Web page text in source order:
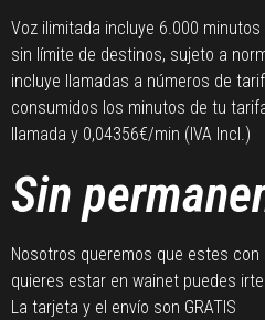
Voz ilimitada incluye 6.000
sin límite de destinos, sujeto a
incluye llamadas a números de
consumidos los minutos de tu
llamada y 0,04356€/min (IVA Incl.)
Sin
Nosotros queremos que estes con
quieres estar en wainet puedes
La tarjeta y el envío son GRATIS